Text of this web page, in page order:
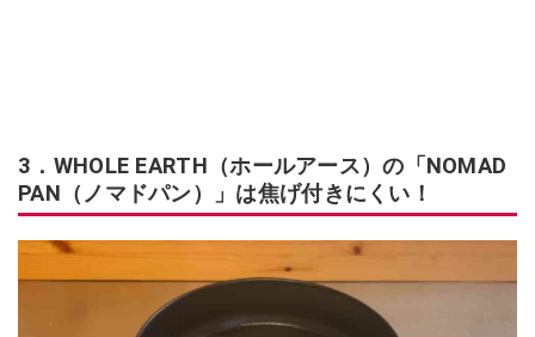
3．WHOLE EARTH（ホールアース）の「NOMAD
PAN（ノマドパン）」は焦げ付きにくい！